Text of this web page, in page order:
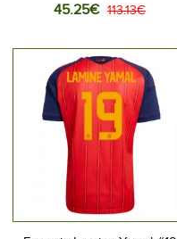
Kotipaita MM-kisat 2026
45.25€ 113.13€